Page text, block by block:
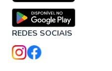
REDES SOCIAIS